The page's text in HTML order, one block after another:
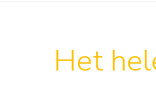
Het